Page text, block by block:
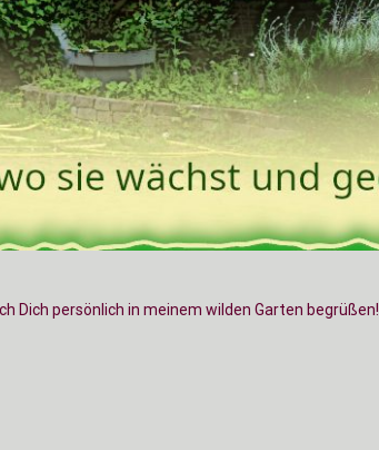
Dich persönlich in meinem wilden Garten begrüßen!